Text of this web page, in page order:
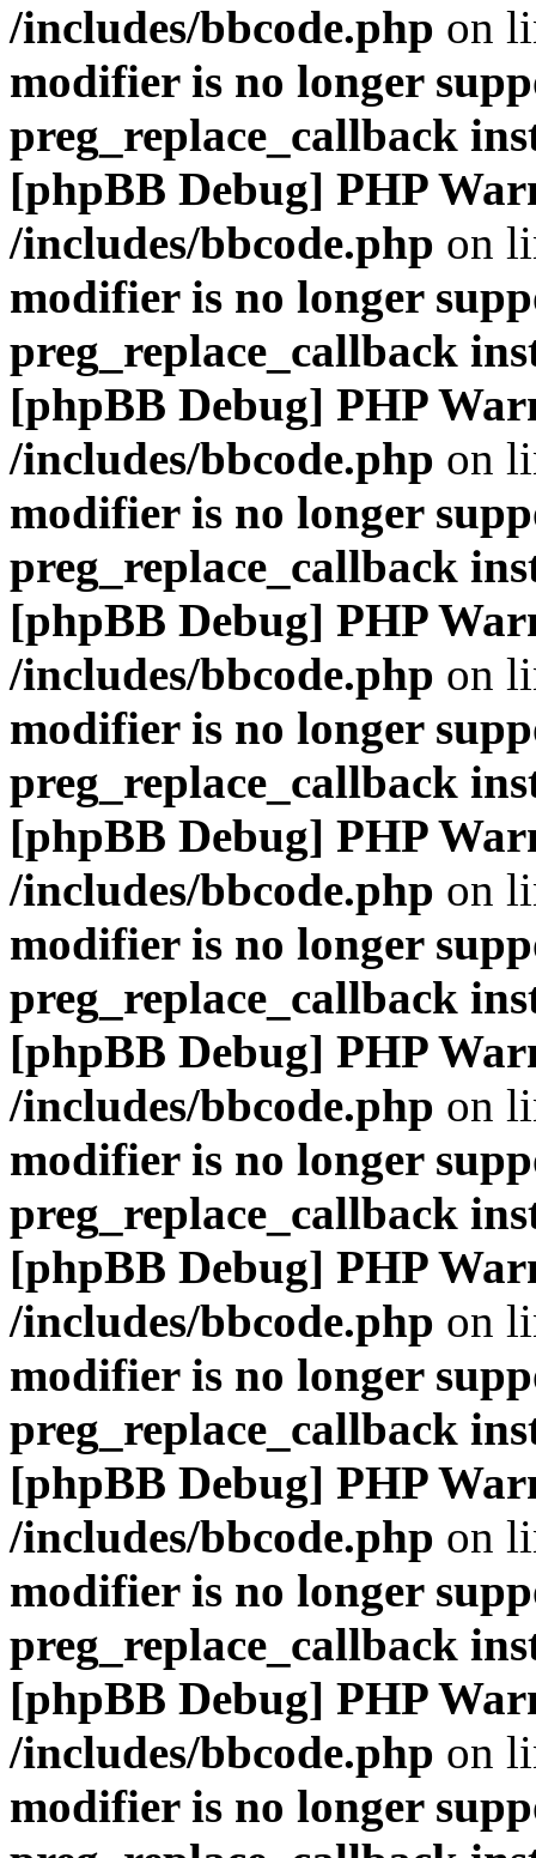
/includes/bbcode.php on
modifier is no longer
preg_replace_callback
[phpBB Debug] PHP
/includes/bbcode.php on
modifier is no longer
preg_replace_callback
[phpBB Debug] PHP
/includes/bbcode.php on
modifier is no longer
preg_replace_callback
[phpBB Debug] PHP
/includes/bbcode.php on
modifier is no longer
preg_replace_callback
[phpBB Debug] PHP
/includes/bbcode.php on
modifier is no longer
preg_replace_callback
[phpBB Debug] PHP
/includes/bbcode.php on
modifier is no longer
preg_replace_callback
[phpBB Debug] PHP
/includes/bbcode.php on
modifier is no longer
preg_replace_callback
[phpBB Debug] PHP
/includes/bbcode.php on
modifier is no longer
preg_replace_callback
[phpBB Debug] PHP
/includes/bbcode.php on
modifier is no longer